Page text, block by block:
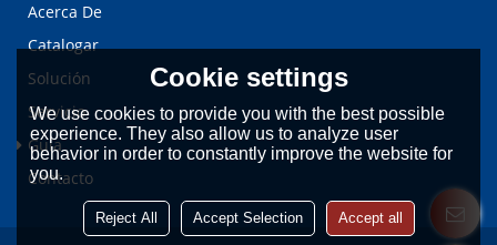
Acerca De
Catalogar
Solución
Servicio
Guía
Contacto
Cookie settings
We use cookies to provide you with the best possible
experience. They also allow us to analyze user
behavior in order to constantly improve the website for
you.
Reject All Accept Selection Accept all